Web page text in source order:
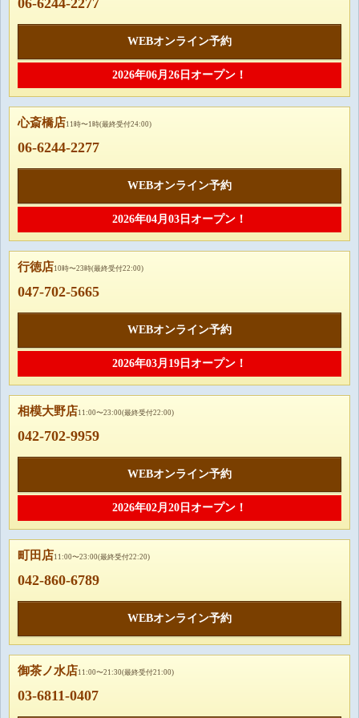
WEBオンライン予約
2026年06月26日オープン！
心斎橋店11時〜1時(最終受付24:00)
06-6244-2277
WEBオンライン予約
2026年04月03日オープン！
行徳店10時〜23時(最終受付22:00)
047-702-5665
WEBオンライン予約
2026年03月19日オープン！
相模大野店11:00〜23:00(最終受付22:00)
042-702-9959
WEBオンライン予約
2026年02月20日オープン！
町田店11:00〜23:00(最終受付22:20)
042-860-6789
WEBオンライン予約
御茶ノ水店11:00〜21:30(最終受付21:00)
03-6811-0407